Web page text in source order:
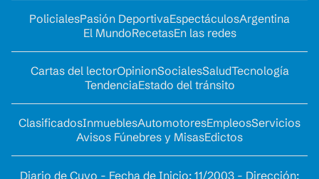
PolicialesPasión DeportivaEspectáculosArgentina
El MundoRecetasEn las redes
Cartas del lectorOpinionSocialesSaludTecnología
TendenciaEstado del tránsito
ClasificadosInmueblesAutomotoresEmpleosServicios
Avisos Fúnebres y MisasEdictos
Diario de Cuyo - Fecha de Inicio: 11/2003 - Dirección: